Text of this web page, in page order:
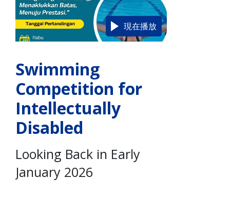
現在播放
Swimming
Competition for
Intellectually
Disabled
Looking Back in Early
January 2026